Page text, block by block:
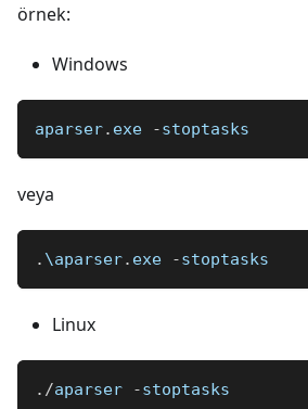
örnek:
Windows
aparser. exe -stoptasks
veya
. \aparser. exe -stoptasks
Linux
. /aparser -stoptasks